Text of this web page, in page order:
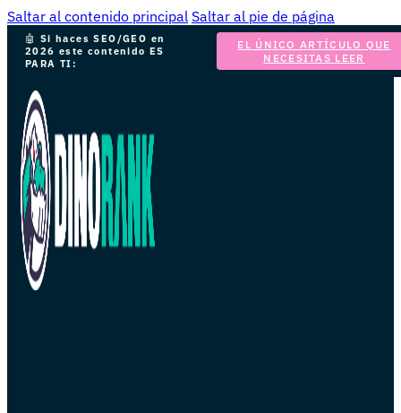
Saltar al contenido principal Saltar al pie de página
🤖 Si haces SEO/GEO en
2026 este contenido ES
PARA TI:
EL ÚNICO ARTÍCULO QUE
NECESITAS LEER